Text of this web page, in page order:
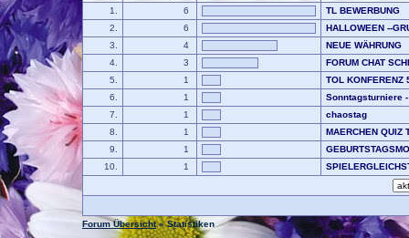
1. 6
TL BEWERBUNG
2.
6
HALLOWEEN --
3.
4
NEUE WÄHRUNG
4.
3
FORUM CHAT
5.
1
TOL KONFERENZ
6.
1
Sonntagsturniere -
7.
1
chaostag
8.
1
MAERCHEN QUIZ
9.
1
10.
1
Forum Übersicht» Statistiken